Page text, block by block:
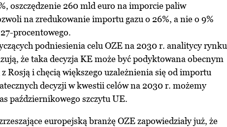
oszczędzenie 260 mld euro na imporcie paliw
na zredukowanie importu gazu o 26%, a nie o 9%
procentowego.
podniesienia celu OZE na 2030 r. analitycy rynku
że taka decyzja KE może być podyktowana obecnym
Rosją i chęcią większego uzależnienia się od importu
decyzji w kwestii celów na 2030 r. możemy
październikowego szczytu UE.
europejską branżę OZE zapowiedziały już, że